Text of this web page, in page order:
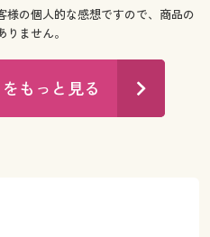
の個人的な感想ですので、商品の
ません。
もっと見る